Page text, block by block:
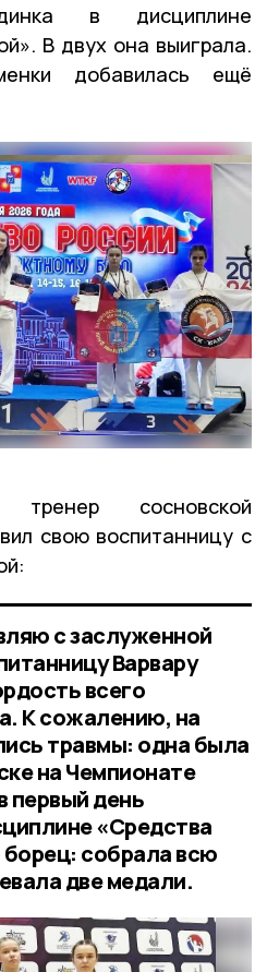
в дисциплине
В двух она выиграла.
добавилась ещё
сосновской
свою воспитанницу с
с заслуженной
Варвару
всего
К сожалению, на
травмы: одна была
на Чемпионате
первый день
«Средства
собрала всю
две медали.